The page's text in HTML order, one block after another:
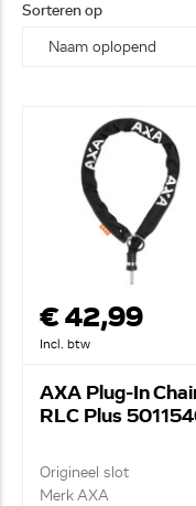
Sorteren op
€ 42,99
Incl. btw
AXA Plug-In
RLC Plus
Origineel slot
Merk AXA